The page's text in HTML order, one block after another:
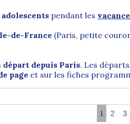
adolescents pendant les
de-France (Paris, petite
départ depuis Paris. Les
page et sur les fiches
1 2 3